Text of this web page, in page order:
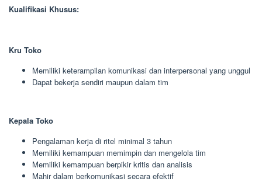
Kualifikasi Khusus:
Kru Toko
Memiliki keterampilan komunikasi dan interpersonal yang unggul
Dapat bekerja sendiri maupun dalam tim
Kepala Toko
Pengalaman kerja di ritel minimal 3 tahun
Memiliki kemampuan memimpin dan mengelola tim
Memiliki kemampuan berpikir kritis dan analisis
Mahir dalam berkomunikasi secara efektif